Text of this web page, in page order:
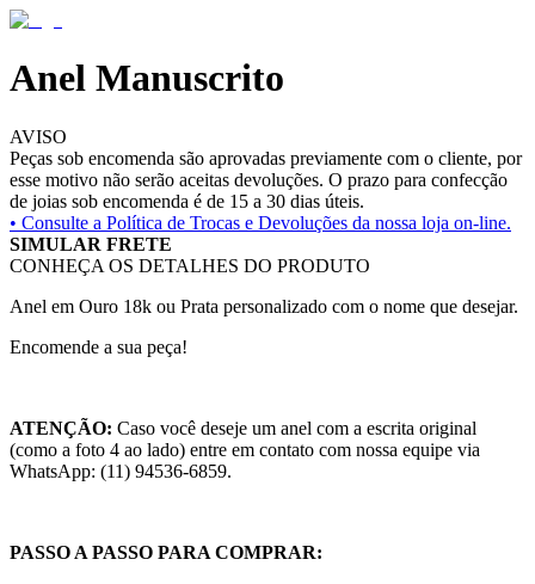
Anel Manuscrito
AVISO
Peças sob encomenda são aprovadas previamente com o cliente, por
esse motivo não serão aceitas devoluções. O prazo para confecção
de joias sob encomenda é de 15 a 30 dias úteis.
• Consulte a Política de Trocas e Devoluções da nossa loja on-line.
SIMULAR FRETE
CONHEÇA OS DETALHES DO PRODUTO
Anel em Ouro 18k ou Prata personalizado com o nome que desejar.
Encomende a sua peça!
ATENÇÃO: Caso você deseje um anel com a escrita original
(como a foto 4 ao lado) entre em contato com nossa equipe via
WhatsApp: (11) 94536-6859.
PASSO A PASSO PARA COMPRAR: